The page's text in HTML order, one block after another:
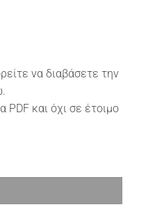
να διαβάσετε την
και όχι σε έτοιμο